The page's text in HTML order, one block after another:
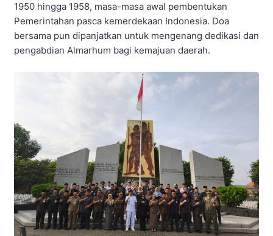
1950 hingga 1958, masa-masa awal pembentukan
Pemerintahan pasca kemerdekaan Indonesia. Doa
bersama pun dipanjatkan untuk mengenang dedikasi dan
pengabdian Almarhum bagi kemajuan daerah.